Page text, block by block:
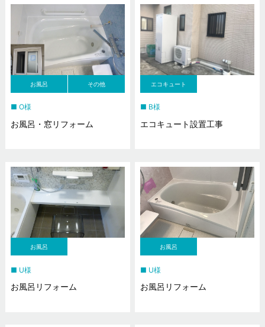
お風呂 その他
O様
お風呂・窓リフォーム
エコキュート
B様
エコキュート設置工事
お風呂
U様
お風呂リフォーム
お風呂
U様
お風呂リフォーム